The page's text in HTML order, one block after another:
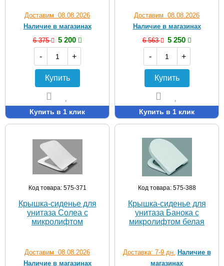
Доставим 08.08.2026
Наличие в магазинах
6 375
5 200
-
+
Купить
Купить в 1 клик
Доставим 08.08.2026
Наличие в магазинах
6 563
5 250
-
+
Купить
Купить в 1 клик
Код товара: 575-371
Крышка-сиденье для
унитаза Солеа с
микролифтом
Доставим 08.08.2026
Наличие в магазинах
Код товара: 575-388
Крышка-сиденье для
унитаза Банока с
микролифтом белая
Доставка: 7-9 дн. Наличие в
магазинах